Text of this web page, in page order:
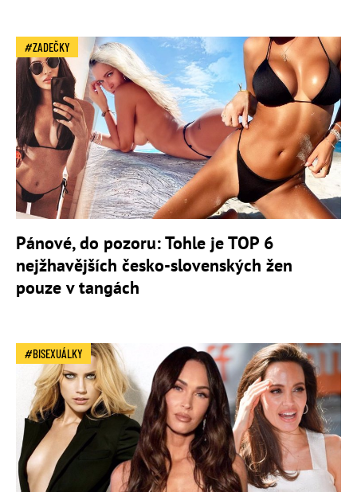
ZADEČKY
Pánové, do pozoru: Tohle je TOP 6
nejžhavějších česko-slovenských žen
pouze v tangách
BISEXUÁLKY